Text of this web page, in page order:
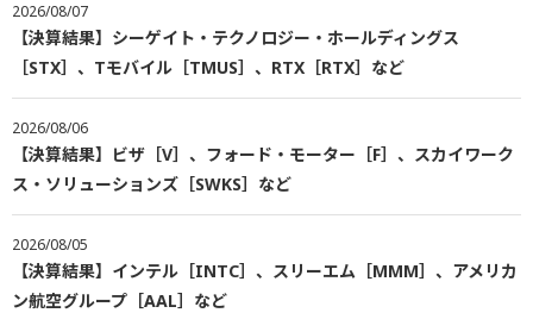
2026/08/07
【決算結果】シーゲイト・テクノロジー・ホールディングス
［STX］、Tモバイル［TMUS］、RTX［RTX］など
2026/08/06
【決算結果】ビザ［V］、フォード・モーター［F］、スカイワーク
ス・ソリューションズ［SWKS］など
2026/08/05
【決算結果】インテル［INTC］、スリーエム［MMM］、アメリカ
ン航空グループ［AAL］など